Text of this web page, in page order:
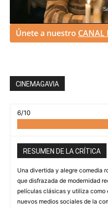
Únete a nuestro CANAL
CINEMAGAVIA
6/10
RESUMEN DE LA CRÍTICA
Una divertida y alegre comedia
que disfrazada de modernidad
películas clásicas y utiliza como
nuevos medios sociales de la